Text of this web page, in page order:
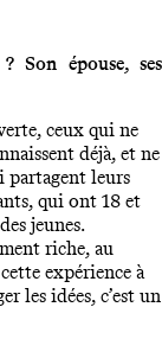
Son épouse, ses
ceux qui ne
déjà, et ne
partagent leurs
qui ont 18 et
jeunes.
riche, au
expérience à
les idées, c’est un